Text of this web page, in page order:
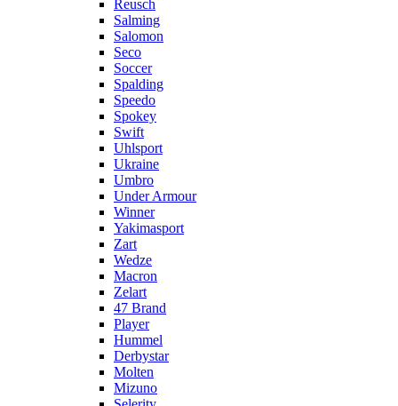
Reusch
Salming
Salomon
Seco
Soccer
Spalding
Speedo
Spokey
Swift
Uhlsport
Ukraine
Umbro
Under Armour
Winner
Yakimasport
Zart
Wedze
Macron
Zelart
47 Brand
Player
Hummel
Derbystar
Molten
Mizuno